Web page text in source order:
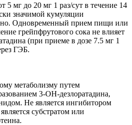
5 мг до 20 мг 1 раз/сут в течение 14
значимой кумуляции
Одновременный прием пищи или
грейпфрутового сока не влияет
(при приеме в дозе 7.5 мг 1
ГЭБ.
метаболизму путем
3-ОН-дезлоратадина,
Не является ингибитором
субстратом или